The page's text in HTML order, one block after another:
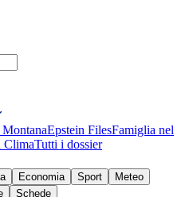
Epstein FilesFamiglia nel
ClimaTutti i dossier
Economia Sport
Meteo
Schede